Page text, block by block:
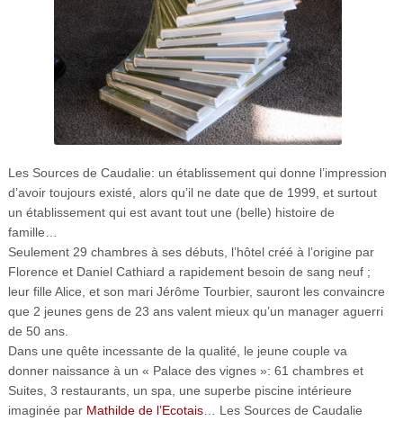
Les Sources de Caudalie: un établissement qui donne l’impression
d’avoir toujours existé, alors qu’il ne date que de 1999, et surtout
un établissement qui est avant tout une (belle) histoire de
famille…
Seulement 29 chambres à ses débuts, l’hôtel créé à l’origine par
Florence et Daniel Cathiard a rapidement besoin de sang neuf ;
leur fille Alice, et son mari Jérôme Tourbier, sauront les convaincre
que 2 jeunes gens de 23 ans valent mieux qu’un manager aguerri
de 50 ans.
Dans une quête incessante de la qualité, le jeune couple va
donner naissance à un « Palace des vignes »: 61 chambres et
Suites, 3 restaurants, un spa, une superbe piscine intérieure
imaginée par Mathilde de l’Ecotais… Les Sources de Caudalie